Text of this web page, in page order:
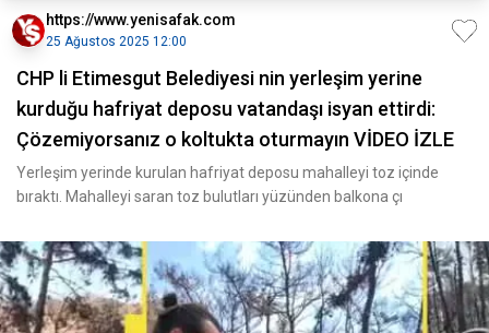
https://www.yenisafak.com
25 Ağustos 2025 12:00
CHP li Etimesgut Belediyesi nin yerleşim yerine
kurduğu hafriyat deposu vatandaşı isyan ettirdi:
Çözemiyorsanız o koltukta oturmayın VİDEO İZLE
Yerleşim yerinde kurulan hafriyat deposu mahalleyi toz içinde
bıraktı. Mahalleyi saran toz bulutları yüzünden balkona çı